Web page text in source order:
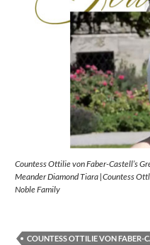
Countess Ottilie von Faber-Castell’s
Meander Diamond Tiara |Countess
Noble Family
COUNTESS OTTILIE VON FABER-